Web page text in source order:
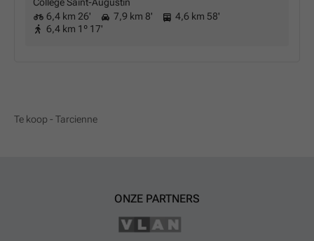
Collège Saint-Augustin
6,4 km 26'
7,9 km 8'
4,6 km 58'
6,4 km 1º 17'
Te koop - Tarcienne
ONZE PARTNERS